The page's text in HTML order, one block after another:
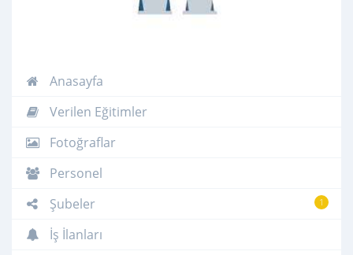
Anasayfa
Verilen Eğitimler
Fotoğraflar
Personel
1
Şubeler
İş İlanları